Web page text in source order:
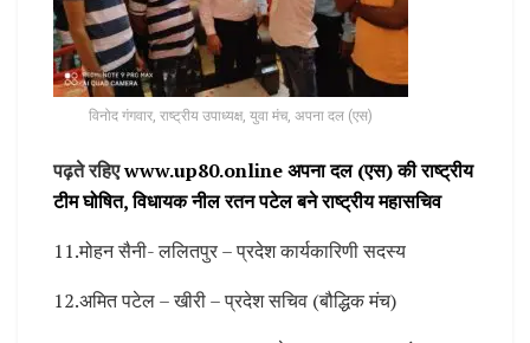
विनोद गंगवार, राष्ट्रीय उपाध्यक्ष, युवा मंच, अपना दल (एस)
पढ़ते रहिएwww.up80.online अपना दल (एस) की राष्ट्रीय
टीम घोषित, विधायक नील रतन पटेल बने राष्ट्रीय महासचिव
11.मोहन सैनी- ललितपुर – प्रदेश कार्यकारिणी सदस्य
12.अमित पटेल – खीरी – प्रदेश सचिव (बौद्धिक मंच)